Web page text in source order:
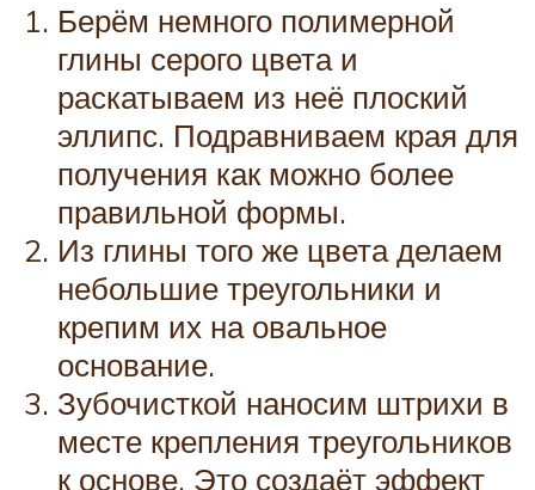
Берём немного полимерной
глины серого цвета и
раскатываем из неё плоский
эллипс. Подравниваем края для
получения как можно более
правильной формы.
Из глины того же цвета делаем
небольшие треугольники и
крепим их на овальное
основание.
Зубочисткой наносим штрихи в
месте крепления треугольников
к основе. Это создаёт эффект